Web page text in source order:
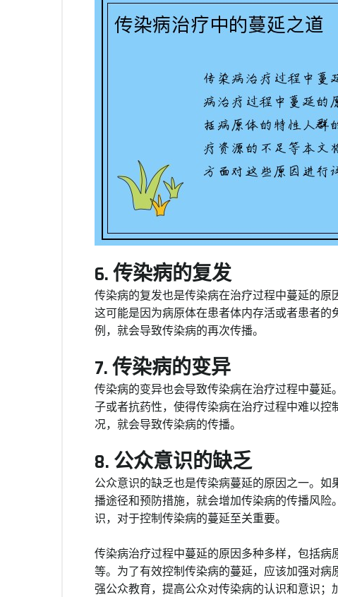
6. 传染病的复发
传染病的复发也是传染病在治疗过程中蔓延的原
这可能是因为病原体在患者体内存活或者患者
例，就会导致传染病的再次传播。
7. 传染病的变异
传染病的变异也会导致传染病在治疗过程中蔓
子或者抗药性，使得传染病在治疗过程中难以
况，就会导致传染病的传播。
8. 公众意识的缺乏
公众意识的缺乏也是传染病蔓延的原因之一。
播途径和预防措施，就会增加传染病的传播风
识，对于控制传染病的蔓延至关重要。
传染病治疗过程中蔓延的原因多种多样，包括
等。为了有效控制传染病的蔓延，应该加强对
强公众教育，提高公众对传染病的认识和意识